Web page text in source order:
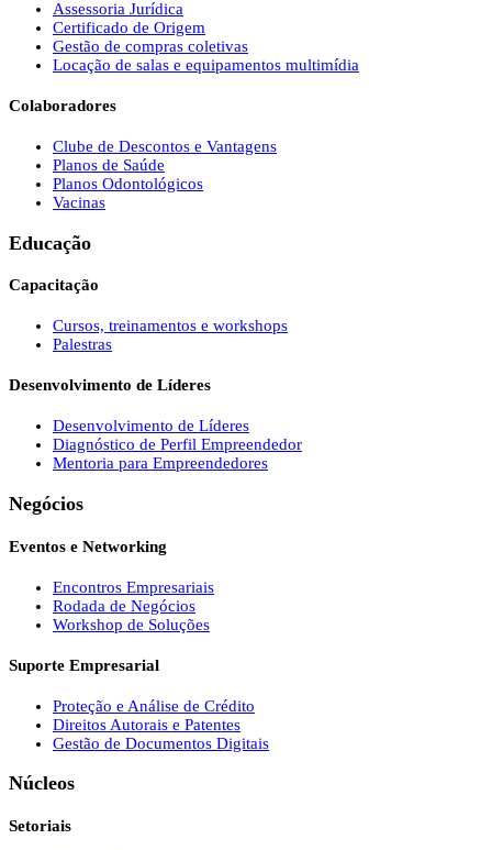
Assessoria Jurídica
Certificado de Origem
Gestão de compras coletivas
Locação de salas e equipamentos multimídia
Colaboradores
Clube de Descontos e Vantagens
Planos de Saúde
Planos Odontológicos
Vacinas
Educação
Capacitação
Cursos, treinamentos e workshops
Palestras
Desenvolvimento de Líderes
Desenvolvimento de Líderes
Diagnóstico de Perfil Empreendedor
Mentoria para Empreendedores
Negócios
Eventos e Networking
Encontros Empresariais
Rodada de Negócios
Workshop de Soluções
Suporte Empresarial
Proteção e Análise de Crédito
Direitos Autorais e Patentes
Gestão de Documentos Digitais
Núcleos
Setoriais